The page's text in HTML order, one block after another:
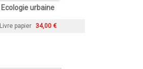
Ecologie urbaine
Livre papier 34,00 €